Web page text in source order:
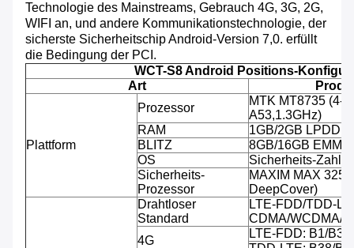
Technologie des Mainstreams, Gebrauch 4G, 3G, 2G,
WIFI an, und andere Kommunikationstechnologie, der
sicherste Sicherheitschip Android-Version 7,0. erfüllt
die Bedingung der PCI.
WCT-S8 Android Positions-
Art
Plattform
Prozessor
MTK MT8735 (4-
A53,1.3GHz)
RAM
1GB/2GB
BLITZ
8GB/16GB EMMC
OS
Sicherheits-
Sicherheits-
Prozessor
MAXIM MAX
DeepCover)
Drahtloser
Standard
LTE-FDD/TDD-
CDMA/WCDMA/
4G
LTE-FDD: B1/B3/